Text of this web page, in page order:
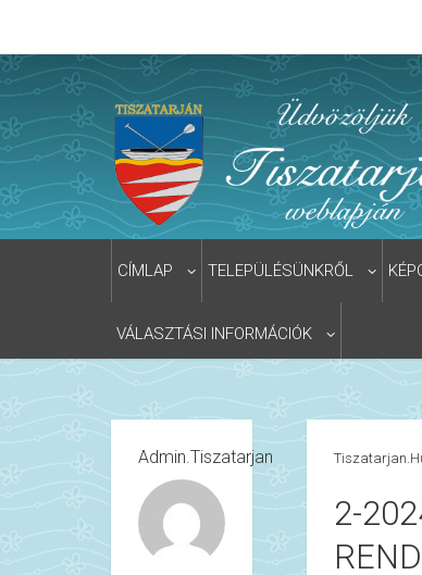
CÍMLAP TELEPÜLÉSÜNKRŐL
VÁLASZTÁSI INFORMÁCIÓK
Admin.tiszatarjan
2-